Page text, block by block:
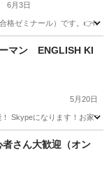
6月3日
格ゼミナール）です。
マン ENGLISH KI
5月20日
Skypeになります！お家で
さん大歓迎（オン